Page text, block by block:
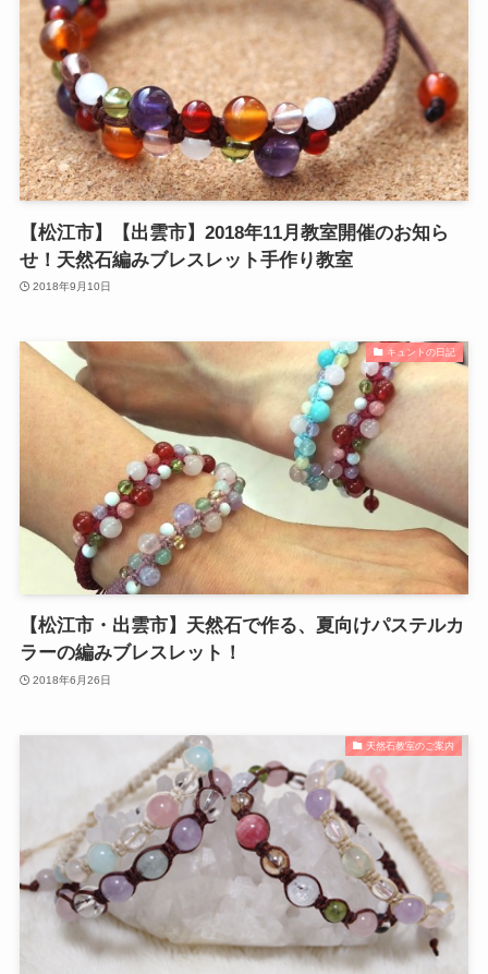
【松江市】【出雲市】2018年11月教室開催のお知ら
せ！天然石編みブレスレット手作り教室
2018年9月10日
キュントの日記
【松江市・出雲市】天然石で作る、夏向けパステルカ
ラーの編みブレスレット！
2018年6月26日
天然石教室のご案内